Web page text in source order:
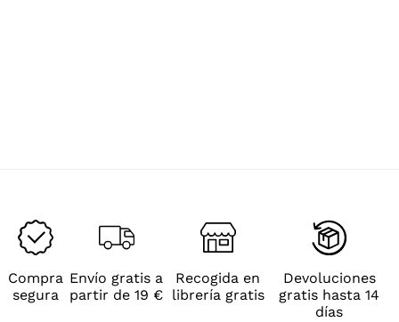
Compra
segura
Envío gratis a
partir de 19 €
Recogida en
librería gratis
Devoluciones
gratis hasta 14
días